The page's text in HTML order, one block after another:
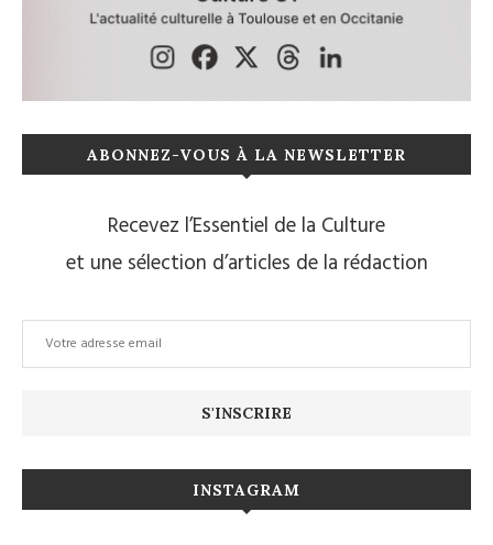
ABONNEZ-VOUS À LA NEWSLETTER
Recevez l’Essentiel de la Culture
et une sélection d’articles de la rédaction
INSTAGRAM